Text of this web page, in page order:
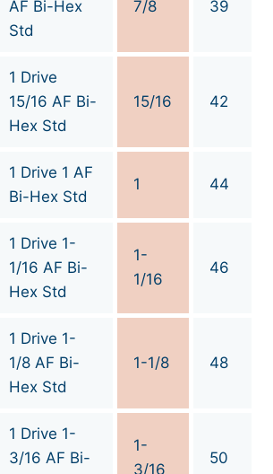
AF Bi-Hex
Std
7/8 39
1 Drive
15/16 AF Bi-
Hex Std
15/16 42
1 Drive 1 AF
Bi-Hex Std
1 44
1 Drive 1-
1/16 AF Bi-
Hex Std
1-
1/16
46
1 Drive 1-
1/8 AF Bi-
Hex Std
1-1/8 48
1 Drive 1-
3/16 AF Bi-
1-
3/16
50